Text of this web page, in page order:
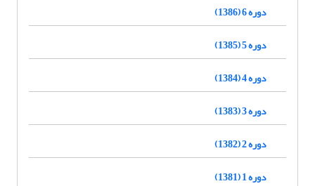
دوره 6 (1386)
دوره 5 (1385)
دوره 4 (1384)
دوره 3 (1383)
دوره 2 (1382)
دوره 1 (1381)